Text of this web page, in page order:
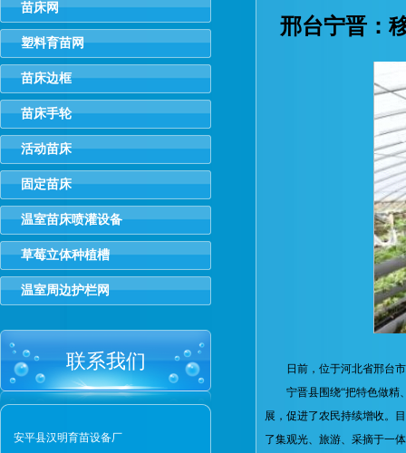
苗床网
塑料育苗网
苗床边框
苗床手轮
活动苗床
固定苗床
温室苗床喷灌设备
草莓立体种植槽
温室周边护栏网
联系我们
安平县汉明育苗设备厂
邢台宁晋：
日前，位于河北省邢台市
宁晋县围绕“把特色做精、
展，促进了农民持续增收。
了集观光、旅游、采摘于一